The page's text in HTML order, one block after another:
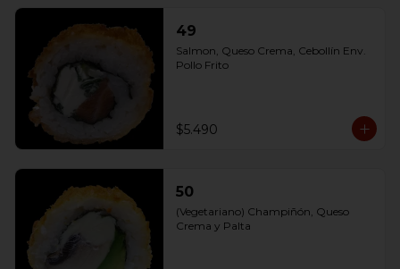
49
Salmon, Queso Crema, Cebollín Env.
Pollo Frito
$5.490
50
(Vegetariano) Champiñón, Queso
Crema y Palta